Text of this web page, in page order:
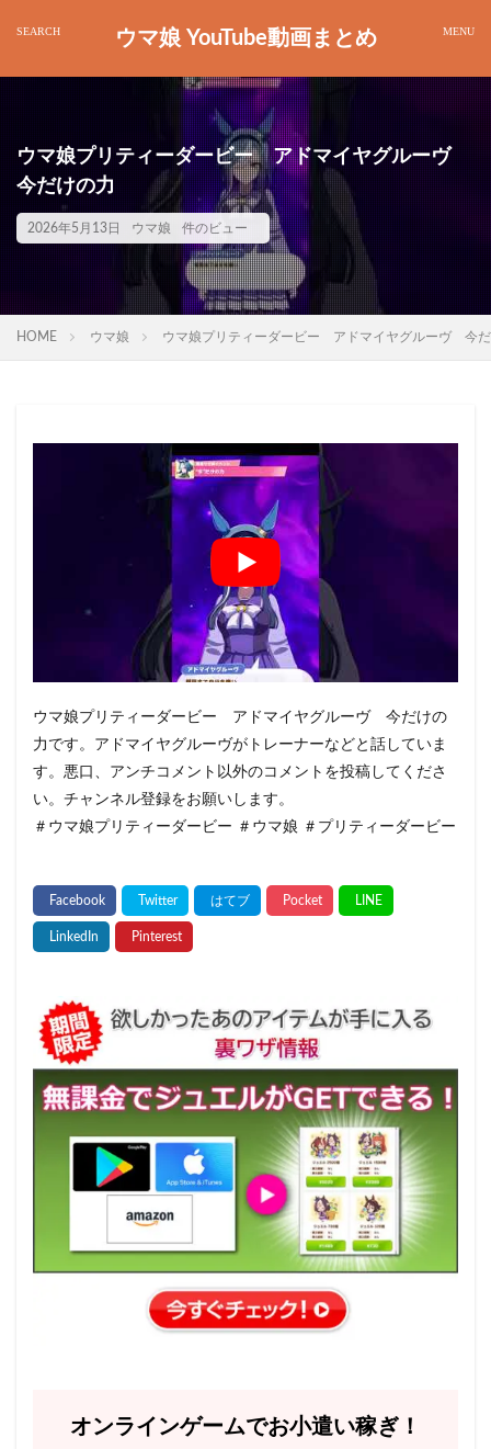
ウマ娘 YouTube動画まとめ
ウマ娘プリティーダービー アドマイヤグルーヴ
今だけの力
2026年5月13日 ウマ娘 件のビュー
HOME ウマ娘 ウマ娘プリティーダービー アドマイヤグルーヴ 今
ウマ娘プリティーダービー アドマイヤグルーヴ 今だけの
力です。アドマイヤグルーヴがトレーナーなどと話していま
す。悪口、アンチコメント以外のコメントを投稿してくださ
い。チャンネル登録をお願いします。
＃ウマ娘プリティーダービー ＃ウマ娘 ＃プリティーダービー
オンラインゲームでお小遣い稼ぎ！